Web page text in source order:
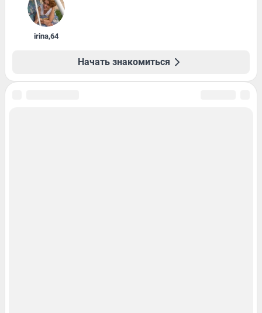
irina,64
Начать знакомиться